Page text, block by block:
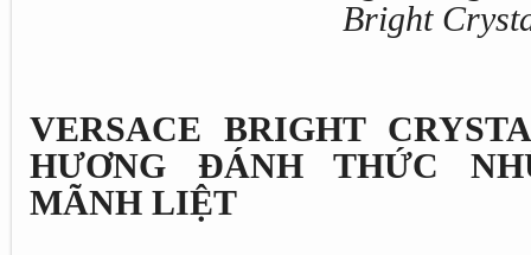
Bright
VERSACE BRIGHT
HƯƠNG ĐÁNH THỨC
MÃNH LIỆT